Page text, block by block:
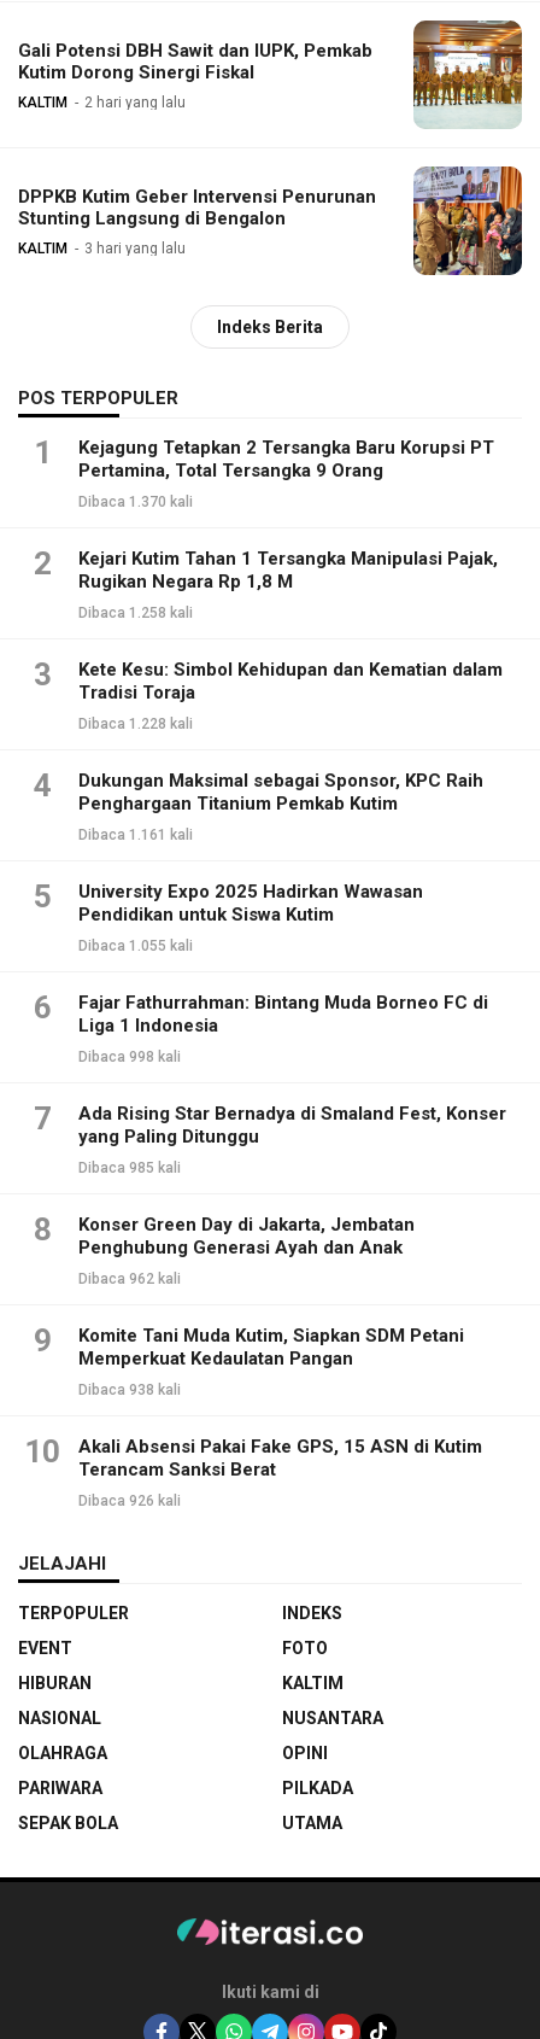
Gali Potensi DBH Sawit dan IUPK, Pemkab
Kutim Dorong Sinergi Fiskal
KALTIM 2 hari yang lalu
DPPKB Kutim Geber Intervensi Penurunan
Stunting Langsung di Bengalon
KALTIM 3 hari yang lalu
Indeks Berita
POS TERPOPULER
1
Kejagung Tetapkan 2 Tersangka Baru Korupsi PT
Pertamina, Total Tersangka 9 Orang
Dibaca 1.370 kali
2
Kejari Kutim Tahan 1 Tersangka Manipulasi Pajak,
Rugikan Negara Rp 1,8 M
Dibaca 1.258 kali
3
Kete Kesu: Simbol Kehidupan dan Kematian dalam
Tradisi Toraja
Dibaca 1.228 kali
4
Dukungan Maksimal sebagai Sponsor, KPC Raih
Penghargaan Titanium Pemkab Kutim
Dibaca 1.161 kali
5
University Expo 2025 Hadirkan Wawasan
Pendidikan untuk Siswa Kutim
Dibaca 1.055 kali
6
Fajar Fathurrahman: Bintang Muda Borneo FC di
Liga 1 Indonesia
Dibaca 998 kali
7
Ada Rising Star Bernadya di Smaland Fest, Konser
yang Paling Ditunggu
Dibaca 985 kali
8
Konser Green Day di Jakarta, Jembatan
Penghubung Generasi Ayah dan Anak
Dibaca 962 kali
9
Komite Tani Muda Kutim, Siapkan SDM Petani
Memperkuat Kedaulatan Pangan
Dibaca 938 kali
10
Akali Absensi Pakai Fake GPS, 15 ASN di Kutim
Terancam Sanksi Berat
Dibaca 926 kali
JELAJAHI
TERPOPULER
INDEKS
EVENT
FOTO
HIBURAN
KALTIM
NASIONAL
NUSANTARA
OLAHRAGA
OPINI
PARIWARA
PILKADA
SEPAK BOLA
UTAMA
Ikuti kami di